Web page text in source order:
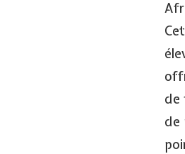
de
de